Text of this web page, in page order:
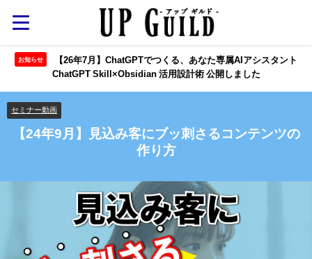
お知らせ
【26年7月】ChatGPTでつくる、あなた専属AIアシスタント
ChatGPT Skill×Obsidian 活用設計術 公開しました
セミナー動画
【24年9月】見込み客にブッ刺さるコンテンツの
作り方